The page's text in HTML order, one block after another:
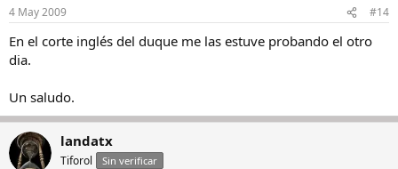
4 May 2009 #14
En el corte inglés del duque me las estuve probando el otro
dia.
Un saludo.
landatx
Tiforol Sin verificar